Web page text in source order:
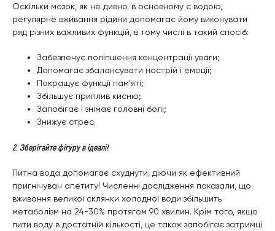
Оскільки мозок, як не дивно, в основному є водою,
регулярне вживання рідини допомагає йому виконувати
ряд різних важливих функцій, в тому числі в такий спосіб:
Забезпечує поліпшення концентрації уваги;
Допомагає збалансувати настрій і емоції;
Покращує функції пам’яті;
Збільшує приплив кисню;
Запобігає і знімає головні болі;
Знижує стрес.
2. Зберігайте фігуру в ідеалі!
Питна вода допомагає схуднути, діючи як ефективний
пригнічувач апетиту! Численні дослідження показали, що
вживання великої склянки холодної води збільшить
метаболізм на 24-30% протягом 90 хвилин. Крім того, якщо
пити воду в достатній кількості, це також запобігає затримці